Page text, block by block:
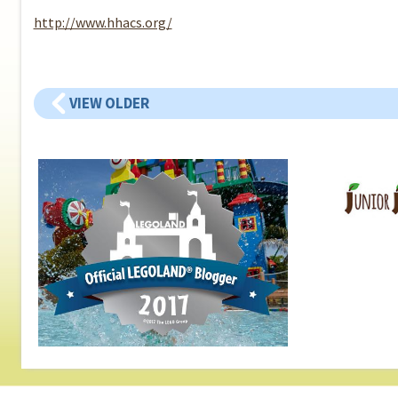
http://www.hhacs.org/
VIEW OLDER